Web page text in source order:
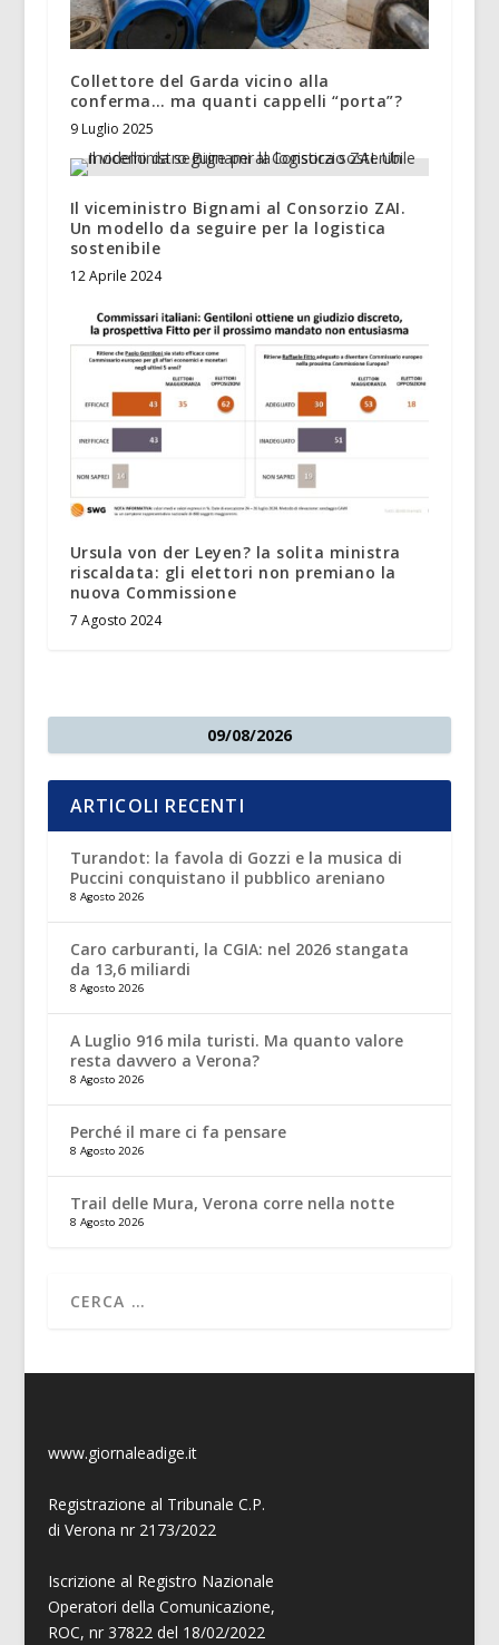
Collettore del Garda vicino alla
conferma… ma quanti cappelli “porta”?
9 Luglio 2025
Il viceministro Bignami al Consorzio ZAI.
Un modello da seguire per la logistica
sostenibile
12 Aprile 2024
Ursula von der Leyen? la solita ministra
riscaldata: gli elettori non premiano la
nuova Commissione
7 Agosto 2024
09/08/2026
ARTICOLI RECENTI
Turandot: la favola di Gozzi e la musica di
Puccini conquistano il pubblico areniano
8 Agosto 2026
Caro carburanti, la CGIA: nel 2026 stangata
da 13,6 miliardi
8 Agosto 2026
A Luglio 916 mila turisti. Ma quanto valore
resta davvero a Verona?
8 Agosto 2026
Perché il mare ci fa pensare
8 Agosto 2026
Trail delle Mura, Verona corre nella notte
8 Agosto 2026
www.giornaleadige.it
Registrazione al Tribunale C.P.
di Verona nr 2173/2022
Iscrizione al Registro Nazionale
Operatori della Comunicazione,
ROC, nr 37822 del 18/02/2022